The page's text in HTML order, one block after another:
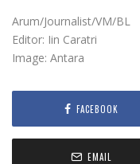
Arum/Journalist/VM/BL
Editor: Iin Caratri
Image: Antara
FACEBOOK
EMAIL